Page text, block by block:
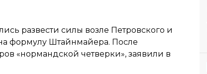
развести силы возле Петровского и
формулу Штайнмайера. После
«нормандской четверки», заявили в